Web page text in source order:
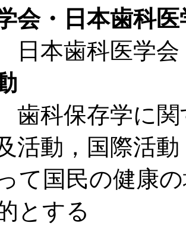
会・日本歯科
科医学会
存学に関す
活動，国際活
て国民の健康
とする